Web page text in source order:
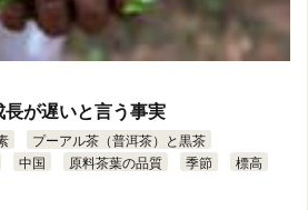
が遅いと言う事実
プーアル茶（普洱茶）と黒茶
中国 原料茶葉の品質 季節
標高